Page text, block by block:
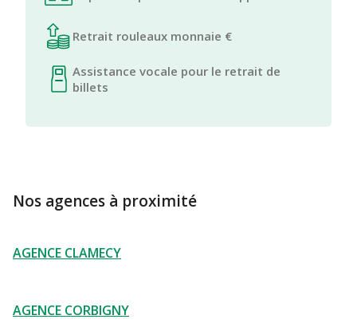
Retrait rouleaux monnaie €
Assistance vocale pour le retrait de
billets
Nos agences à proximité
AGENCE CLAMECY
AGENCE CORBIGNY